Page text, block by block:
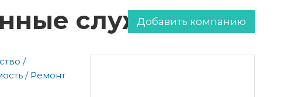
службыДобавить компанию
/
/ Ремонт